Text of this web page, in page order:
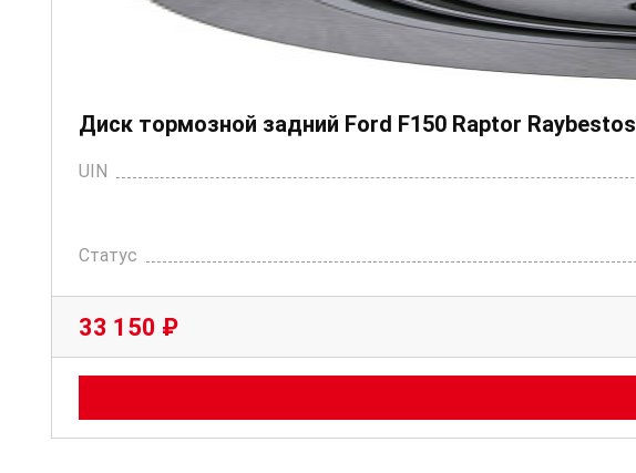
Диск тормозной задний Ford F150 Raptor Raybestos
UIN
Статус
33 150 ₽